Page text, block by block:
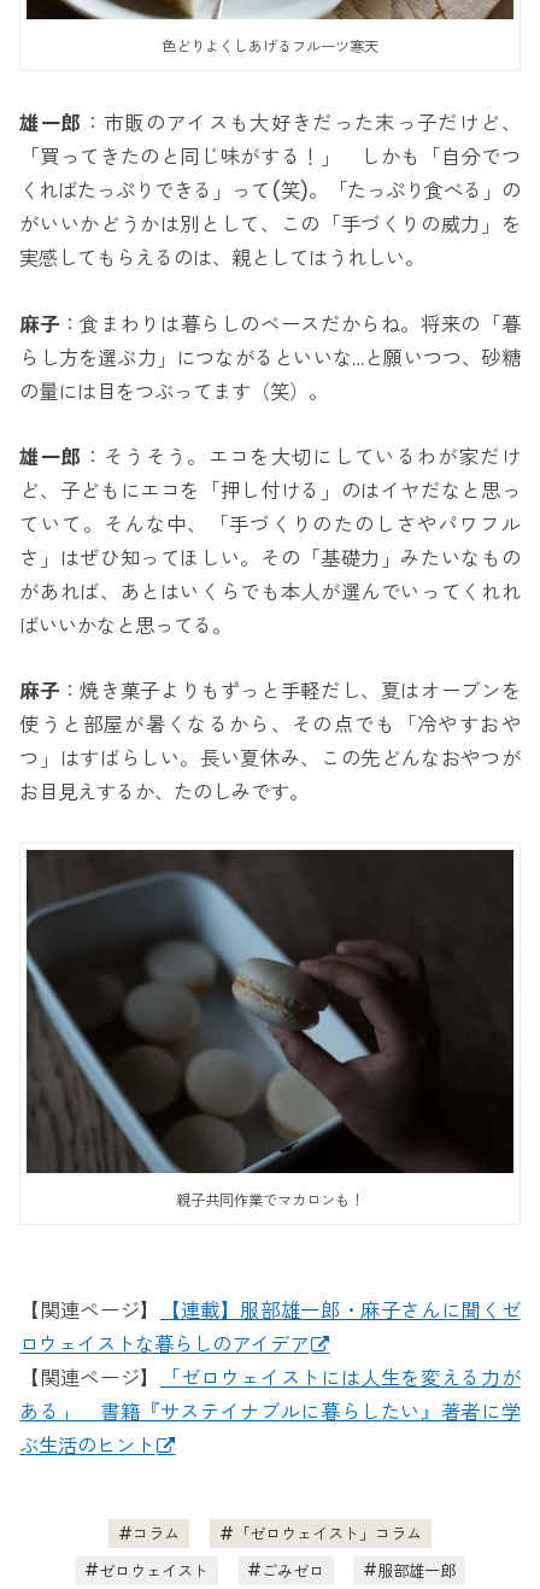
色どりよくしあげるフルーツ寒天
雄一郎 ：市販のアイスも大好きだった末っ子だけど、
「買ってきたのと同じ味がする！」 しかも「自分でつ
くればたっぷりできる」って(笑)。「たっぷり食べる」の
がいいかどうかは別として、この「手づくりの威力」を
実感してもらえるのは、親としてはうれしい。
麻子 ：食まわりは暮らしのベースだからね。将来の「暮
らし方を選ぶ力」につながるといいな…と願いつつ、砂糖
の量には目をつぶってます（笑）。
雄一郎 ：そうそう。エコを大切にしているわが家だけ
ど、子どもにエコを「押し付ける」のはイヤだなと思っ
ていて。そんな中、「手づくりのたのしさやパワフル
さ」はぜひ知ってほしい。その「基礎力」みたいなもの
があれば、あとはいくらでも本人が選んでいってくれれ
ばいいかなと思ってる。
麻子 ：焼き菓子よりもずっと手軽だし、夏はオーブンを
使うと部屋が暑くなるから、その点でも「冷やすおや
つ」はすばらしい。長い夏休み、この先どんなおやつが
お目見えするか、たのしみです。
親子共同作業でマカロンも！
【関連ページ】
【連載】服部雄一郎・麻子さんに聞くゼ
ロウェイストな暮らしのアイデア
【関連ページ】
「ゼロウェイストには人生を変える力が
ある」 書籍『サステイナブルに暮らしたい』著者に学
ぶ生活のヒント
コラム
「ゼロウェイスト」コラム
ゼロウェイスト
ごみゼロ
服部雄一郎